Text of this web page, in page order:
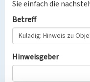
Sie einfach die
Betreff
Hinweisgeber